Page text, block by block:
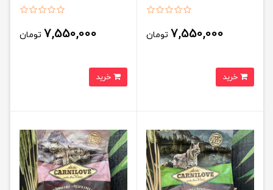
CARNILOVE Reindeer Cat Food
7,550,000 تومان 7,550,000 تومان